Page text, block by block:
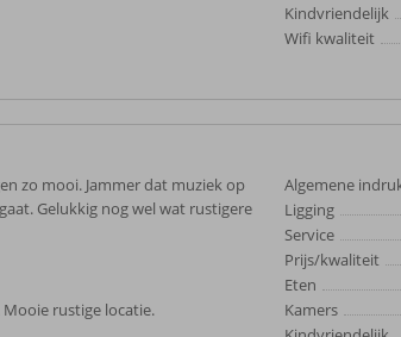
Kindvriendelijk
Wifi kwaliteit
zo mooi. Jammer dat muziek op
Gelukkig nog wel wat rustigere
Mooie rustige locatie.
Algemene
Ligging
Service
Prijs/kwaliteit
Eten
Kamers